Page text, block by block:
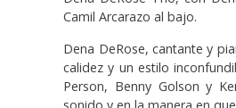
Camil Arcarazo al bajo.
Dena DeRose, cantante y
calidez y un estilo
Person, Benny Golson y